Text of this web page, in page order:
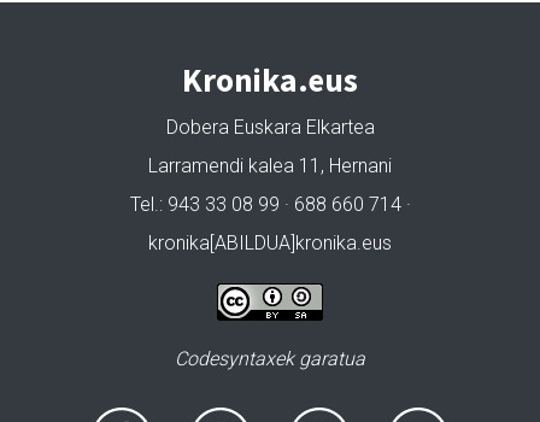
Kronika.eus
Dobera Euskara Elkartea
Larramendi kalea 11, Hernani
Tel.: 943 33 08 99 · 688 660 714 ·
kronika[ABILDUA]kronika.eus
Codesyntaxek garatua